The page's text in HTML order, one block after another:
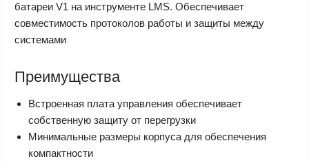
батареи V1 на инструменте LMS. Обеспечивает
совместимость протоколов работы и защиты между
системами
Преимущества
Встроенная плата управления обеспечивает
собственную защиту от перегрузки
Минимальные размеры корпуса для обеспечения
компактности